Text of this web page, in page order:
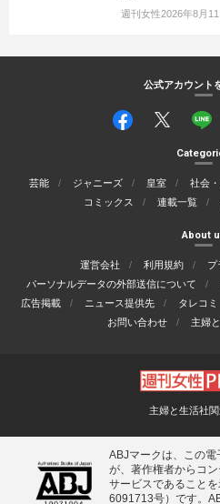
週刊女性2026年8月
公式アカウント
芸能 ジャニーズ 皇室 社会
コミックス
連載一覧
About
運営会社 利用規約
プ
パーソナルデータの外部送信について
広告掲載
ニュース提供先 タレコミ
お問い合わせ
主婦
主婦と生活社
ABJマークは、この
が、著作権者からコ
サービスであること
6091713号）です。